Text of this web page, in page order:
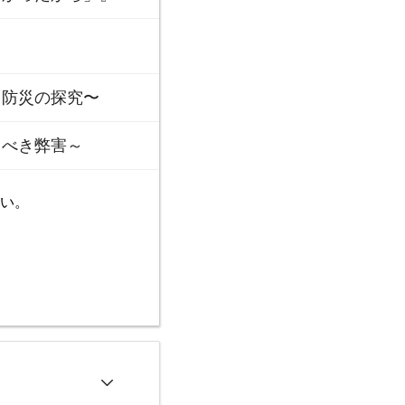
災の探究〜
き弊害～
。